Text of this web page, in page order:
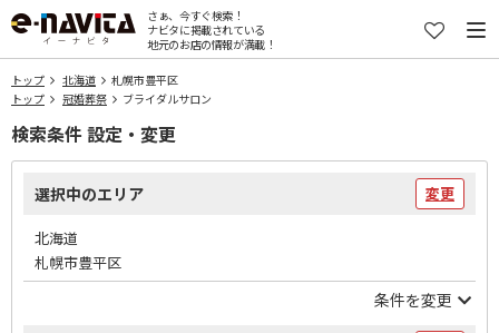
さぁ、今すぐ検索！
ナビタに掲載されている
地元のお店の情報が満載！
トップ 北海道
札幌市豊平区
トップ
冠婚葬祭 ブライダルサロン
検索条件 設定・変更
選択中のエリア 変更
北海道
札幌市豊平区
条件を変更